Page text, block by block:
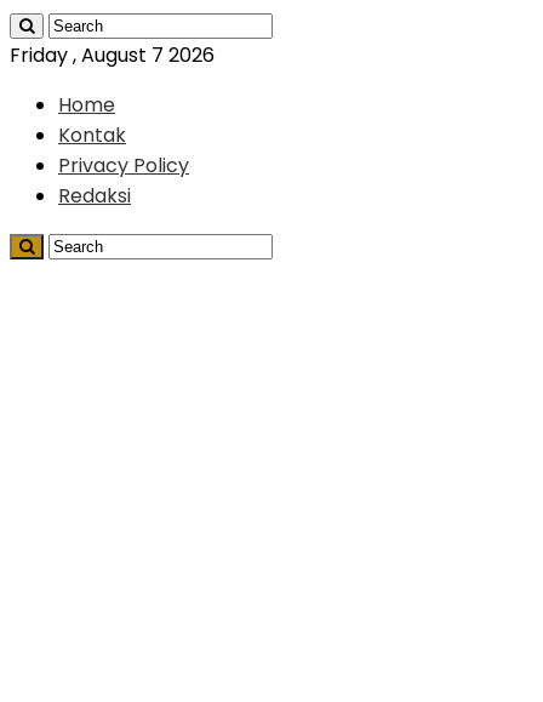
Friday , August 7 2026
Home
Kontak
Privacy Policy
Redaksi